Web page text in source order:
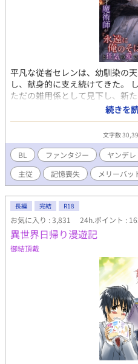
平凡な従者セレンは、幼馴染の
し、献身的に支え続けてきた。
ただの雑用係として見下し、新
放してしまう。 すべてを失い王
が、ある日イグニスが術式の暴
知る。 セレンは自らの命に等
肩代わりし、心を持たない空っ
覚まし、己の愚かさとセレンの
悔に苛まれる。 失われた心は二
堕ちたイグニスは、婚約者を切
打ち、セレンを北の辺境にある
のものだ。永遠にこの箱庭に閉
ンは主人の言葉をただ機械的に
を返すだけ。 交わることのない
ない二人。 これは、空っぽの器
に終わらない美しきメリーバッド
続きを
文字数
BL ファンタジー ヤンデレ
主従
記憶喪失 メリーバッ
長編 完結 R18
お気に入り : 3,831 24h.ポイント :
異世界日帰り漫遊記
御結頂戴